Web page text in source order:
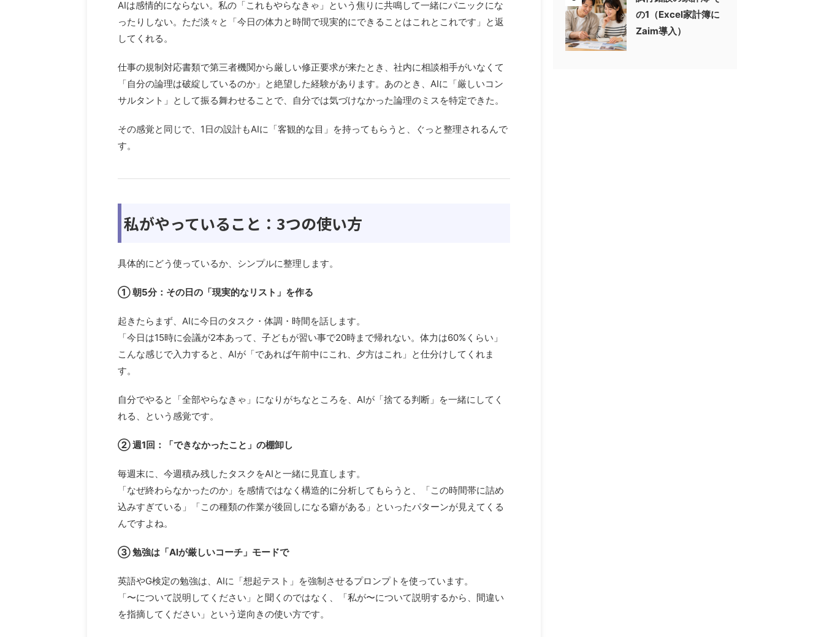
AIは感情的にならない。私の「これもやらなきゃ」という焦りに共鳴して一緒にパニックにな
ったりしない。ただ淡々と「今日の体力と時間で現実的にできることはこれとこれです」と返
してくれる。
仕事の規制対応書類で第三者機関から厳しい修正要求が来たとき、社内に相談相手がいなくて
「自分の論理は破綻しているのか」と絶望した経験があります。あのとき、AIに「厳しいコン
サルタント」として振る舞わせることで、自分では気づけなかった論理のミスを特定できた。
その感覚と同じで、1日の設計もAIに「客観的な目」を持ってもらうと、ぐっと整理されるんで
す。
私がやっていること：3つの使い方
具体的にどう使っているか、シンプルに整理します。
① 朝5分：その日の「現実的なリスト」を作る
起きたらまず、AIに今日のタスク・体調・時間を話します。
「今日は15時に会議が2本あって、子どもが習い事で20時まで帰れない。体力は60%くらい」
こんな感じで入力すると、AIが「であれば午前中にこれ、夕方はこれ」と仕分けしてくれま
す。
自分でやると「全部やらなきゃ」になりがちなところを、AIが「捨てる判断」を一緒にしてく
れる、という感覚です。
② 週1回：「できなかったこと」の棚卸し
毎週末に、今週積み残したタスクをAIと一緒に見直します。
「なぜ終わらなかったのか」を感情ではなく構造的に分析してもらうと、「この時間帯に詰め
込みすぎている」「この種類の作業が後回しになる癖がある」といったパターンが見えてくる
んですよね。
③ 勉強は「AIが厳しいコーチ」モードで
英語やG検定の勉強は、AIに「想起テスト」を強制させるプロンプトを使っています。
「〜について説明してください」と聞くのではなく、「私が〜について説明するから、間違い
を指摘してください」という逆向きの使い方です。
の1（Excel家計簿に
Zaim導入）